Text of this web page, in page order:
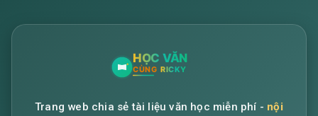
Trang web chia sẻ tài liệu văn học miễn phí - nội